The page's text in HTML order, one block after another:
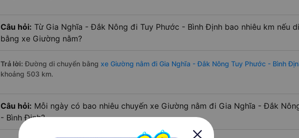
Câu hỏi: Từ Gia Nghĩa - Đắk Nông đi Tuy Phước - Bình Định bao nhiêu km nếu
bằng xe Giường nằm?
Trả lời: Đường di chuyển bằng xe Giường nằm đi Gia Nghĩa - Đắk Nông Tuy Phước - Bình
khoảng 503 km.
Câu hỏi: Mỗi ngày có bao nhiêu chuyến xe Giường nằm đi Gia Nghĩa - Đắk
- Bình Định?